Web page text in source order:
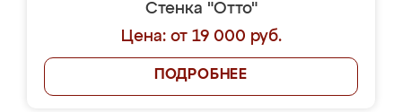
Стенка "Отто"
Цена: от 19 000 руб.
ПОДРОБНЕЕ